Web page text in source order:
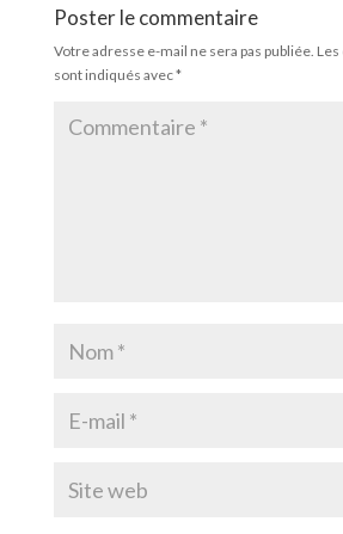
Poster le commentaire
Votre adresse e-mail ne sera pas publiée.
sont indiqués avec*